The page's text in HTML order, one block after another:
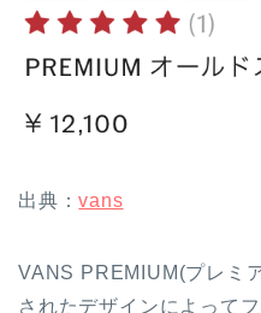
出典：vans
VANS PREMIUM(プレミ
されたデザインによって